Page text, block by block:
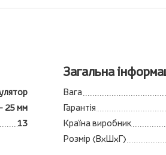
25 мм
13
Загальна
Вага
Гарантія
Країна виробник
Розмір (ВхШхГ)